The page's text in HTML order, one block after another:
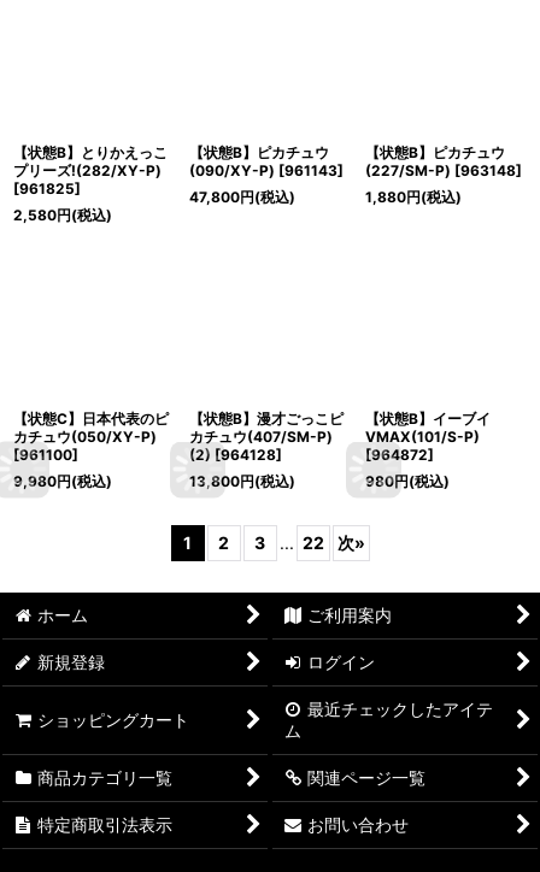
【状態B】とりかえっこ
プリーズ!(282/XY-P)
[961825]
2,580円(税込)
【状態B】ピカチュウ
(090/XY-P) [961143]
47,800円(税込)
【状態B】ピカチュウ
(227/SM-P) [963148]
1,880円(税込)
【状態C】日本代表のピ
カチュウ(050/XY-P)
[961100]
9,980円(税込)
【状態B】漫才ごっこピ
カチュウ(407/SM-P)
(2) [964128]
13,800円(税込)
【状態B】イーブイ
VMAX(101/S-P)
[964872]
980円(税込)
1 2 3 ... 22 次»
ホーム ご利用案内
新規登録 ログイン
ショッピングカート
最近チェックしたアイテ
ム
商品カテゴリ一覧 関連ページ一覧
特定商取引法表示 お問い合わせ